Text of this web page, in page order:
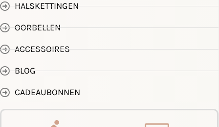
HALSKETTINGEN
OORBELLEN
ACCESSOIRES
BLOG
CADEAUBONNEN